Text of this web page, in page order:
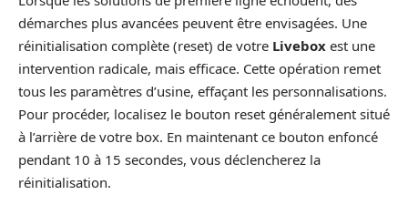
démarches plus avancées peuvent être envisagées. Une
réinitialisation complète (reset) de votre Livebox est une
intervention radicale, mais efficace. Cette opération remet
tous les paramètres d’usine, effaçant les personnalisations.
Pour procéder, localisez le bouton reset généralement situé
à l’arrière de votre box. En maintenant ce bouton enfoncé
pendant 10 à 15 secondes, vous déclencherez la
réinitialisation.